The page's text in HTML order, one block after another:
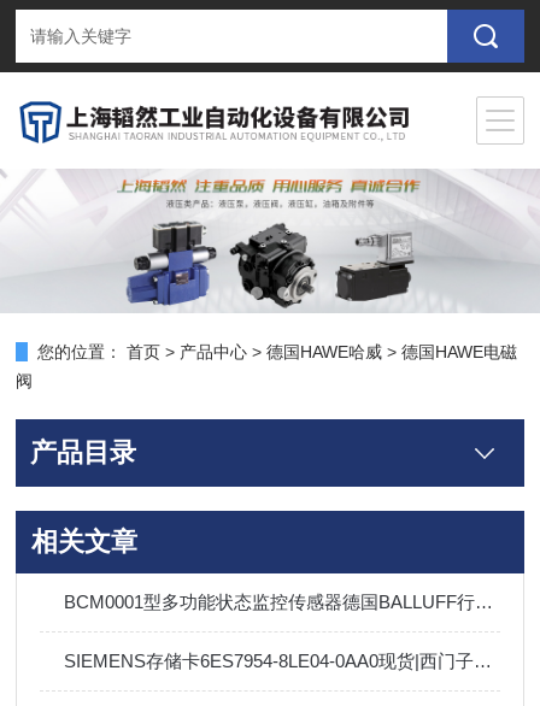
您的位置： 首页 > 产品中心 >德国HAWE哈威 >德国HAWE电磁
阀
产品目录
相关文章
BCM0001型多功能状态监控传感器德国BALLUFF行业标准及产品特点
SIEMENS存储卡6ES7954-8LE04-0AA0现货|西门子代理